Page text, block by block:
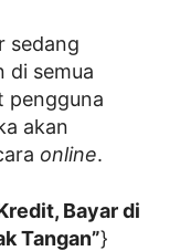
sedang
di semua
pengguna
akan
online.
Bayar di
Tangan”}